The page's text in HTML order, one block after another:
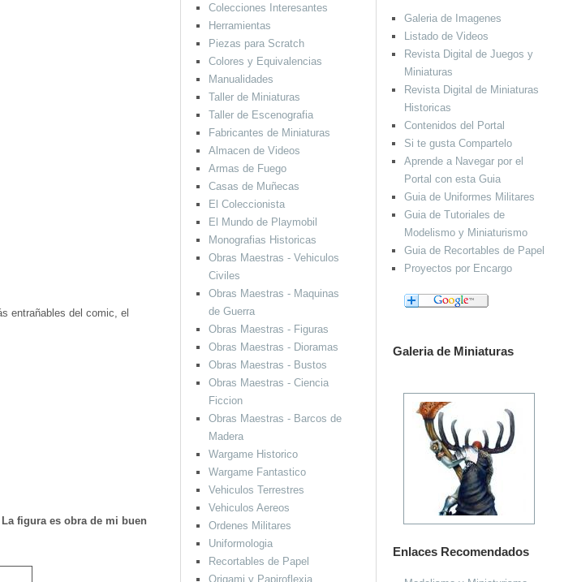
entrañables del comic, el
La figura es obra de mi buen
Galeria de Imagenes
Listado de Videos
Revista Digital de Juegos y
Miniaturas
Revista Digital de Miniaturas
Historicas
Contenidos del Portal
Si te gusta Compartelo
Aprende a Navegar por el
Portal con esta Guia
Guia de Uniformes Militares
Guia de Tutoriales de
Modelismo y Miniaturismo
Guia de Recortables de Papel
Proyectos por Encargo
Galeria de Miniaturas
Enlaces Recomendados
Colecciones Interesantes
Herramientas
Piezas para Scratch
Colores y Equivalencias
Manualidades
Taller de Miniaturas
Taller de Escenografia
Fabricantes de Miniaturas
Almacen de Videos
Armas de Fuego
Casas de Muñecas
El Coleccionista
El Mundo de Playmobil
Monografias Historicas
Obras Maestras - Vehiculos
Civiles
Obras Maestras - Maquinas
de Guerra
Obras Maestras - Figuras
Obras Maestras - Dioramas
Obras Maestras - Bustos
Obras Maestras - Ciencia
Ficcion
Obras Maestras - Barcos de
Madera
Wargame Historico
Wargame Fantastico
Vehiculos Terrestres
Vehiculos Aereos
Ordenes Militares
Uniformologia
Recortables de Papel
Origami y Papiroflexia